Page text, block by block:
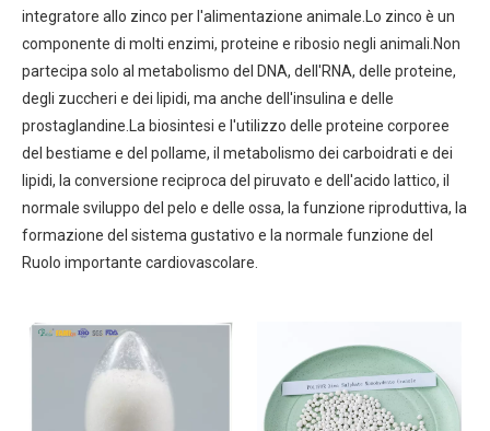
integratore allo zinco per l'alimentazione animale.Lo zinco è un
componente di molti enzimi, proteine ​​e ribosio negli animali.Non
partecipa solo al metabolismo del DNA, dell'RNA, delle proteine,
degli zuccheri e dei lipidi, ma anche dell'insulina e delle
prostaglandine.La biosintesi e l'utilizzo delle proteine ​​corporee
del bestiame e del pollame, il metabolismo dei carboidrati e dei
lipidi, la conversione reciproca del piruvato e dell'acido lattico, il
normale sviluppo del pelo e delle ossa, la funzione riproduttiva, la
formazione del sistema gustativo e la normale funzione del
Ruolo importante cardiovascolare.